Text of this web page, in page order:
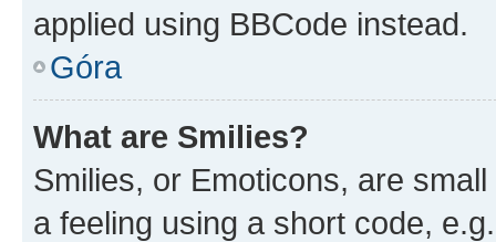
applied using BBCode instead.
Góra
What are Smilies?
Smilies, or Emoticons, are
a feeling using a short code,